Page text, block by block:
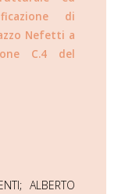
di
Nefetti a
C.4 del
ALBERTO